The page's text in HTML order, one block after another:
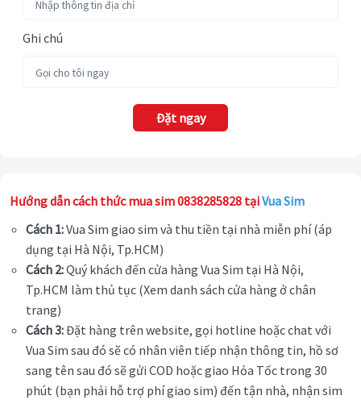
Ghi chú
Đặt ngay
Hướng dẫn cách thức mua sim 0838285828 tạiVua Sim
Cách 1:Vua Sim giao sim và thu tiền tại nhà miễn phí (áp
dụng tại Hà Nội, Tp.HCM)
Cách 2:Quý khách đến cửa hàng Vua Sim tại Hà Nội,
Tp.HCM làm thủ tục (Xem danh sách cửa hàng ở chân
trang)
Cách 3:Đặt hàng trên website, gọi hotline hoặc chat với
Vua Sim sau đó sẽ có nhân viên tiếp nhận thông tin, hồ sơ
sang tên sau đó sẽ gửi COD hoặc giao Hỏa Tốc trong 30
phút (bạn phải hỗ trợ phí giao sim) đến tận nhà, nhận sim